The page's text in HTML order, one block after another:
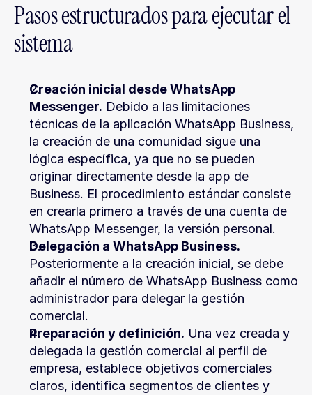
Pasos estructurados para ejecutar el
sistema
Creación inicial desde WhatsApp
Messenger. Debido a las limitaciones
técnicas de la aplicación WhatsApp Business,
la creación de una comunidad sigue una
lógica específica, ya que no se pueden
originar directamente desde la app de
Business. El procedimiento estándar consiste
en crearla primero a través de una cuenta de
WhatsApp Messenger, la versión personal.
Delegación a WhatsApp Business.
Posteriormente a la creación inicial, se debe
añadir el número de WhatsApp Business como
administrador para delegar la gestión
comercial.
Preparación y definición. Una vez creada y
delegada la gestión comercial al perfil de
empresa, establece objetivos comerciales
claros, identifica segmentos de clientes y